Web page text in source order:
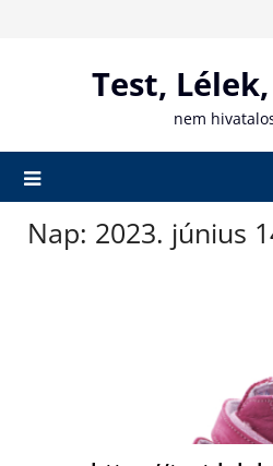
Test,
nem
Nap: 2023. június